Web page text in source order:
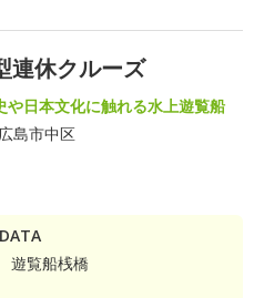
休クルーズ
や日本文化に触れる水上遊覧船
島市中区
覧船桟橋